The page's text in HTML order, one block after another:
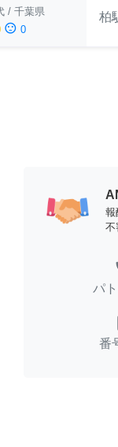
/ 千葉県
sentiment_dissatisfied 0
柏
報
不
パ
番